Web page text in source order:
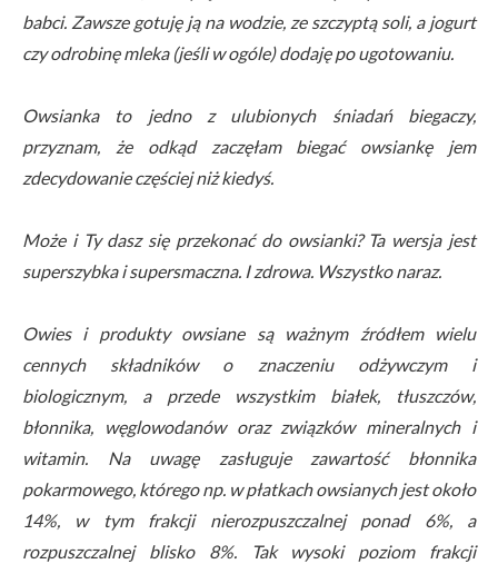
babci. Zawsze gotuję ją na wodzie, ze szczyptą soli, a jogurt
czy odrobinę mleka (jeśli w ogóle) dodaję po ugotowaniu.
Owsianka to jedno z ulubionych śniadań biegaczy,
przyznam, że odkąd zaczęłam biegać owsiankę jem
zdecydowanie częściej niż kiedyś.
Może i Ty dasz się przekonać do owsianki? Ta wersja jest
superszybka i supersmaczna. I zdrowa. Wszystko naraz.
Owies i produkty owsiane są ważnym źródłem wielu
cennych składników o znaczeniu odżywczym i
biologicznym, a przede wszystkim białek, tłuszczów,
błonnika, węglowodanów oraz związków mineralnych i
witamin. Na uwagę zasługuje zawartość błonnika
pokarmowego, którego np. w płatkach owsianych jest około
14%, w tym frakcji nierozpuszczalnej ponad 6%, a
rozpuszczalnej blisko 8%. Tak wysoki poziom frakcji